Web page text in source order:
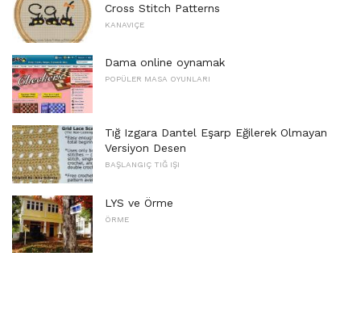
Cross Stitch Patterns
KANAVIÇE
Dama online oynamak
POPÜLER MASA OYUNLARI
Tığ Izgara Dantel Eşarp Eğilerek Olmayan
Versiyon Desen
BAŞLANGIÇ ​​TIĞ IŞI
LYS ve Örme
ÖRME